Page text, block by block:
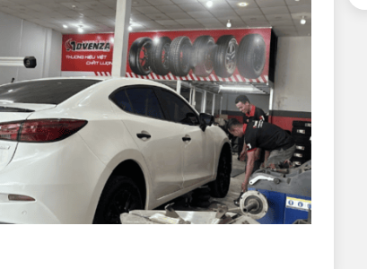
tới 40%. Hợp chất (cao su pha silica giúp tăng
2m ở tốc độ 80km/h so với lốp thông thường. 2m